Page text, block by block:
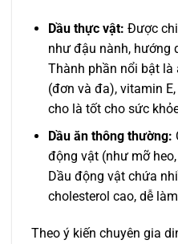
Dầu thực vật: Được
như đậu nành, hướng
Thành phần nổi bật là
(đơn và đa), vitamin
cho là tốt cho sức
Dầu ăn thông thường:
động vật (như mỡ
Dầu động vật chứa
cholesterol cao, dễ
Theo ý kiến chuyên gia